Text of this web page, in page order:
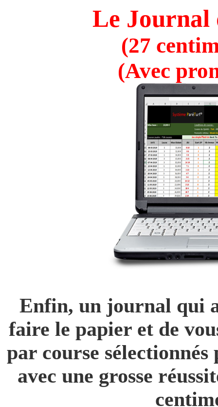
Le Journal
(27
(Avec
Enfin, un journal qui
faire le papier et de
par course
avec une grosse